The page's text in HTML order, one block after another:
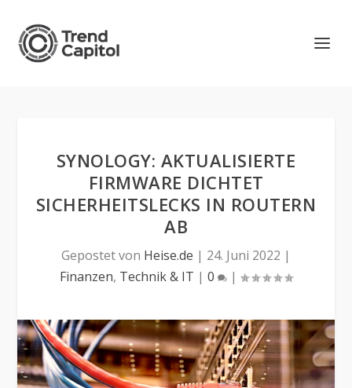
SYNOLOGY: AKTUALISIERTE
FIRMWARE DICHTET
SICHERHEITSLECKS IN ROUTERN
AB
Gepostet von Heise.de | 24. Juni 2022 |
Finanzen, Technik & IT | 0 |